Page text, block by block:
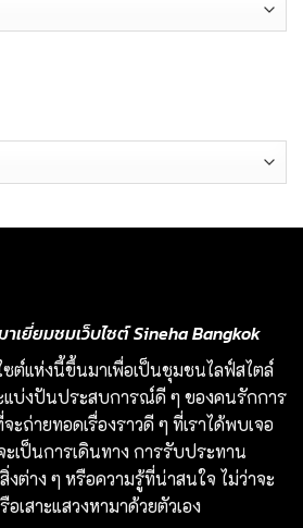
เยี่ยมชมเว็บไซต์ Sineha Bangkok
ซต์แห่งนี้ขึ้นมาเพื่อเป็นชุมชนไลฟ์สไตล์
แบ่งปันประสบการณ์ดี ๆ ของคนรักการ
ถ่ายทอดเรื่องราวดี ๆ ที่เราได้พบเจอ
เป็นการเดินทาง การรับประทาน
ต่าง ๆ หรือความรู้ที่น่าสนใจ ไม่ว่าจะ
เสาะแสวงหามาด้วยตัวเอง